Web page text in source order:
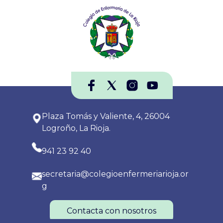
Plaza Tomás y Valiente, 4, 26004
Logroño, La Rioja.
941 23 92 40
secretaria@colegioenfermeriarioja.or
g
Contacta con nosotros